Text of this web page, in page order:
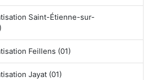
Saint-Étienne-sur-
Feillens (01)
Jayat (01)